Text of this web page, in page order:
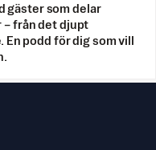
gäster som delar
från det djupt
podd för dig som vill